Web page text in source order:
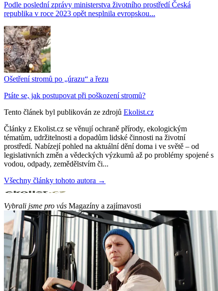
Podle poslední zprávy ministerstva životního prostředí Česká
republika v roce 2023 opět nesplnila evropskou...
Ošetření stromů po „úrazu“ a řezu
Ptáte se, jak postupovat při poškození stromů?
Tento článek byl publikován ze zdrojů Ekolist.cz
Články z Ekolist.cz se věnují ochraně přírody, ekologickým
tématům, udržitelnosti a dopadům lidské činnosti na životní
prostředí. Nabízejí pohled na aktuální dění doma i ve světě – od
legislativních změn a vědeckých výzkumů až po problémy spojené s
vodou, odpady, zemědělstvím či...
Všechny články tohoto autora →
Vybrali jsme pro vás Magazíny a zajímavosti